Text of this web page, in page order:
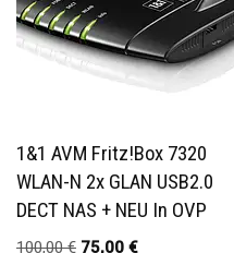
1&1 AVM Fritz!Box 7320
WLAN-N 2x GLAN USB2.0
DECT NAS + NEU In OVP
100,00€ 75,00 €